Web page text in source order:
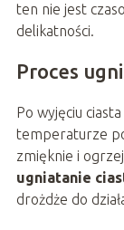
ten nie jest
delikatności.
Proces
Po wyjęciu
temperaturze
zmięknie i
ugniatanie
drożdże do